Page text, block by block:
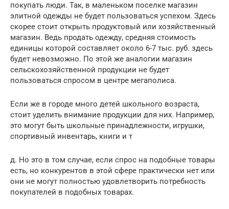
покупать люди. Так, в маленьком поселке магазин
элитной одежды не будет пользоваться успехом. Здесь
скорее стоит открыть продуктовый или хозяйственный
магазин. Ведь продать одежду, средняя стоимость
единицы которой составляет около 6-7 тыс. руб. здесь
будет невозможно. По этой же аналогии магазин
сельскохозяйственной продукции не будет
пользоваться спросом в центре мегаполиса.
Если же в городе много детей школьного возраста,
стоит уделить внимание продукции для них. Например,
это могут быть школьные принадлежности, игрушки,
спортивный инвентарь, книги и т
д. Но это в том случае, если спрос на подобные товары
есть, но конкурентов в этой сфере практически нет или
они не могут полностью удовлетворить потребность
покупателей в подобных товарах.